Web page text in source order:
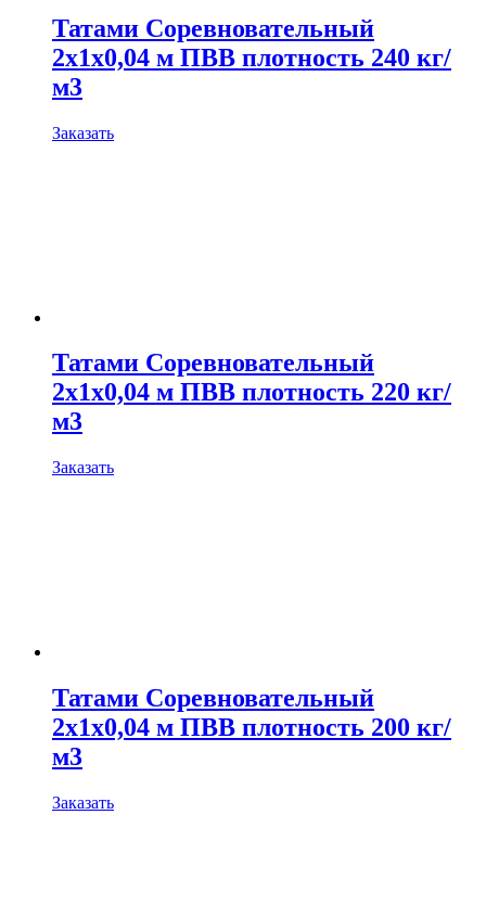
Татами Соревновательный
2х1х0,04 м ПВВ плотность 240 кг/
м3
Заказать
Татами Соревновательный
2х1х0,04 м ПВВ плотность 220 кг/
м3
Заказать
Татами Соревновательный
2х1х0,04 м ПВВ плотность 200 кг/
м3
Заказать